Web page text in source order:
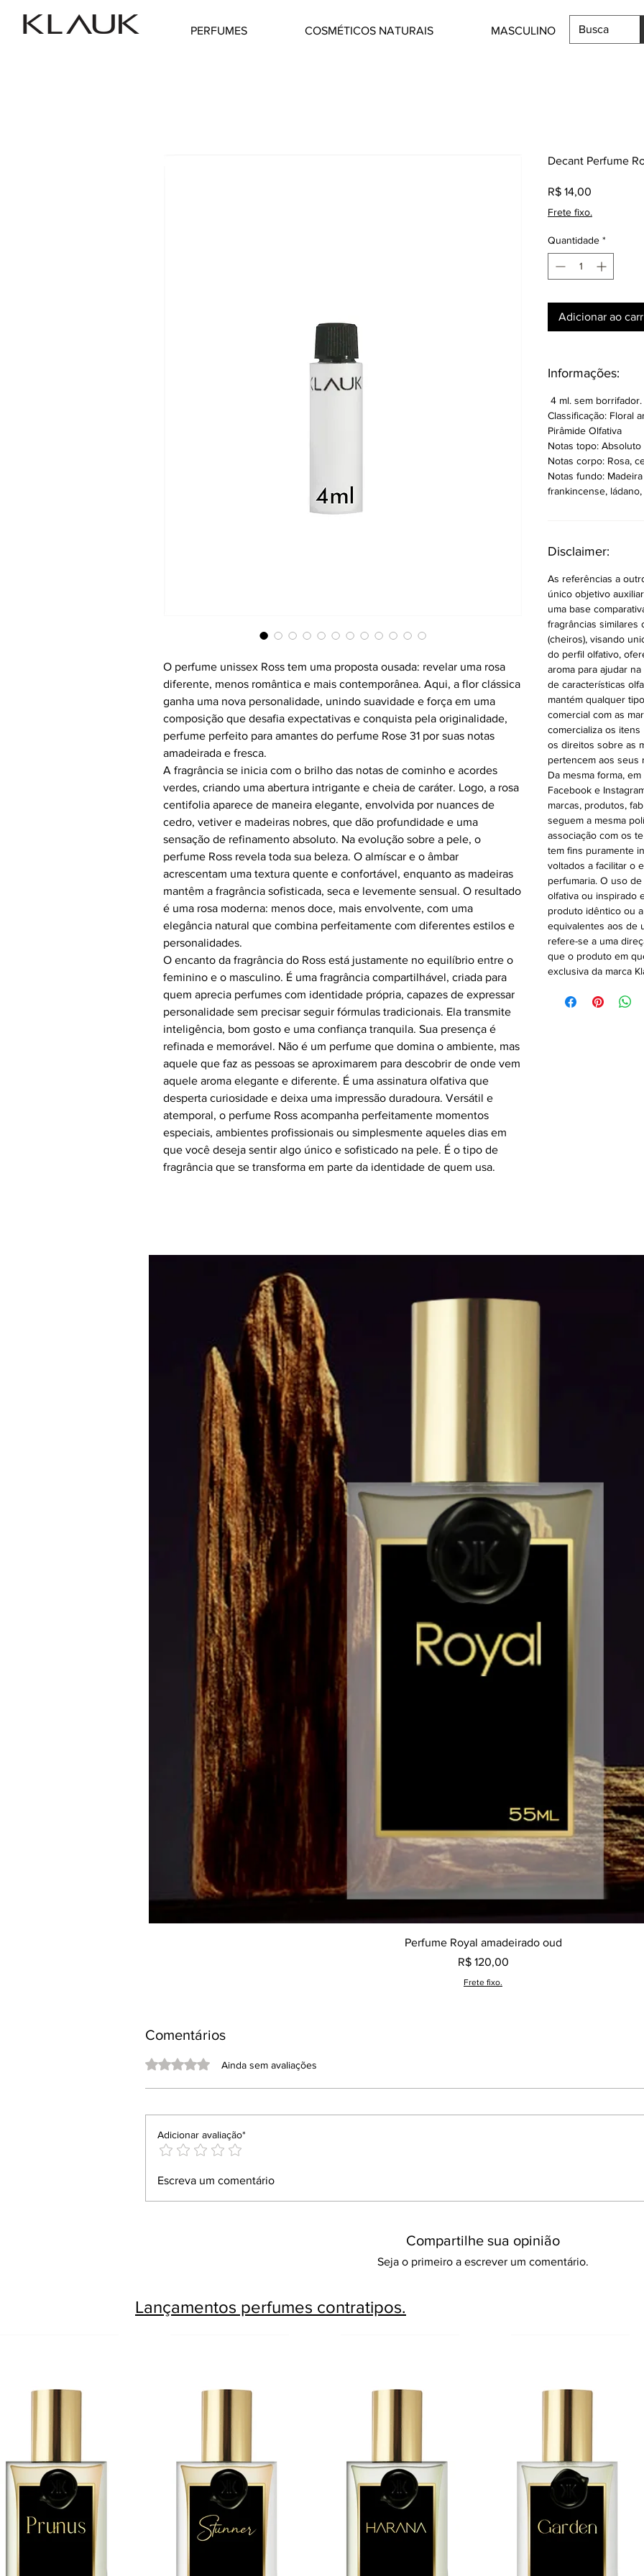
PERFUMES COSMÉTICOS NATURAIS MASCULINO
O perfume unissex Ross tem uma proposta ousada: revelar uma rosa
diferente, menos romântica e mais contemporânea. Aqui, a flor clássica
ganha uma nova personalidade, unindo suavidade e força em uma
composição que desafia expectativas e conquista pela originalidade,
perfume perfeito para amantes do perfume Rose 31 por suas notas
amadeirada e fresca.
A fragrância se inicia com o brilho das notas de cominho e acordes
verdes, criando uma abertura intrigante e cheia de caráter. Logo, a rosa
centifolia aparece de maneira elegante, envolvida por nuances de
cedro, vetiver e madeiras nobres, que dão profundidade e uma
sensação de refinamento absoluto. Na evolução sobre a pele, o
perfume Ross revela toda sua beleza. O almíscar e o âmbar
acrescentam uma textura quente e confortável, enquanto as madeiras
mantêm a fragrância sofisticada, seca e levemente sensual. O resultado
é uma rosa moderna: menos doce, mais envolvente, com uma
elegância natural que combina perfeitamente com diferentes estilos e
personalidades.
O encanto da fragrância do Ross está justamente no equilíbrio entre o
feminino e o masculino. É uma fragrância compartilhável, criada para
quem aprecia perfumes com identidade própria, capazes de expressar
personalidade sem precisar seguir fórmulas tradicionais. Ela transmite
inteligência, bom gosto e uma confiança tranquila. Sua presença é
refinada e memorável. Não é um perfume que domina o ambiente, mas
aquele que faz as pessoas se aproximarem para descobrir de onde vem
aquele aroma elegante e diferente. É uma assinatura olfativa que
desperta curiosidade e deixa uma impressão duradoura. Versátil e
atemporal, o perfume Ross acompanha perfeitamente momentos
especiais, ambientes profissionais ou simplesmente aqueles dias em
que você deseja sentir algo único e sofisticado na pele. É o tipo de
fragrância que se transforma em parte da identidade de quem usa.
Decant Perfume
R$ 14,00
Frete fixo.
Quantidade *
Adicionar ao
Informações:
4 ml. sem borrifador.
Classificação: Floral
Pirâmide Olfativa
Notas topo:
Notas corpo: Rosa,
Notas fundo:
frankincense,
Disclaimer:
As referências a
único objetivo
uma base
fragrâncias similares
(cheiros), visando
do perfil olfativo,
aroma para ajudar
de características
mantém qualquer
comercial com as
comercializa os
os direitos sobre as
pertencem aos seus
Da mesma forma,
Facebook e
marcas, produtos,
seguem a mesma
associação com os
tem fins puramente
voltados a facilitar o
perfumaria. O uso
olfativa ou inspirado
produto idêntico ou
equivalentes aos de
refere-se a uma
que o produto em
exclusiva da marca
Visualização rápida
Perfume Royal amadeirado oud
Preço
R$ 120,00
Frete fixo.
Comentários
Avaliado com 0 de 5 estrelas.Ainda sem avaliações
Adicionar avaliação*
Escreva um comentário
Compartilhe sua opinião
Seja o primeiro a escrever um comentário.
Lançamentos perfumes contratipos.